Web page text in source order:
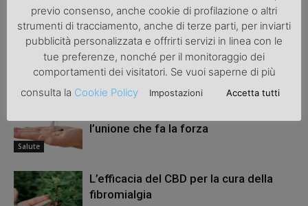
ARTICOLI CORRELATI ALTRO DALL'AUTORE
Osteoartrosi nei cani – Sintomi, Rimedi
e Trattamento
Salute
l’unione che fa la forza
L’efficacia del CBD per la cura della
fibromialgia
previo consenso, anche cookie di profilazione o altri
strumenti di tracciamento, anche di terze parti, per inviarti
pubblicità personalizzata e offrirti servizi in linea con le
tue preferenze, nonché per il monitoraggio dei
comportamenti dei visitatori. Se vuoi saperne di più
consulta la Cookie Policy Impostazioni Accetta tutti